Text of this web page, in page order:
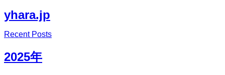
yhara.jp
Recent Posts
2025年